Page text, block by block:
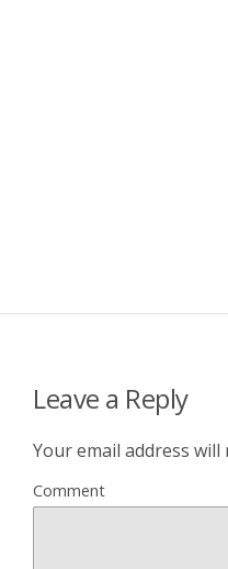
Leave a Reply
Your email address
Comment